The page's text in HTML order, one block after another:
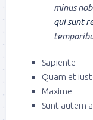
minus
qui sunt
Sapiente
Quam et
Maxime
Sunt autem